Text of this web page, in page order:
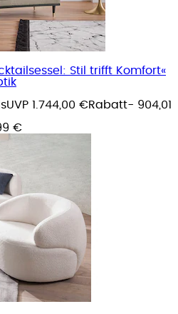
Stil trifft Komfort«
UVP 1.744,00 €Rabatt- 904,01
€